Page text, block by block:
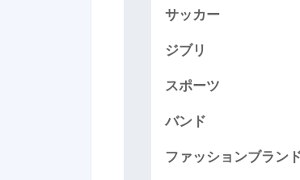
サッカー
ジブリ
スポーツ
バンド
ファッションブラン